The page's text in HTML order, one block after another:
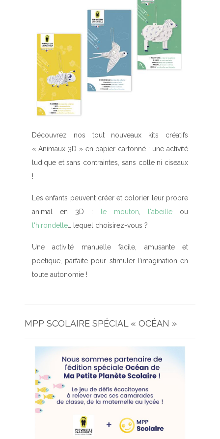
Découvrez nos tout nouveaux kits créatifs
« Animaux 3D » en papier cartonné : une activité
ludique et sans contraintes, sans colle ni ciseaux
!
Les enfants peuvent créer et colorier leur propre
animal en 3D : le mouton, l'abeilleou
l'hirondelle… lequel choisirez-vous ?
Uneactivité manuelle facile, amusante et
poétique, parfaite pour stimuler l’imagination en
toute autonomie !
MPP SCOLAIRE SPÉCIAL « OCÉAN »